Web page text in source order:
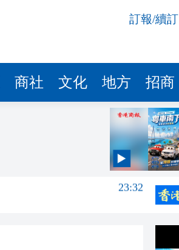
訂報/續訂
商社 文化 地方 招商
23:32
23:27